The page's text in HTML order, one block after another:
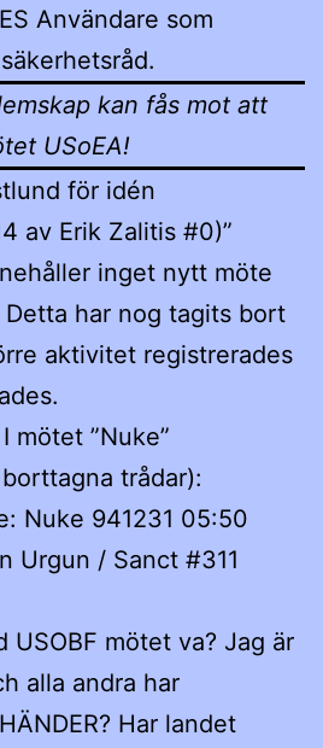
Användare som
kan fås mot att
USoEA!
för idén
av Erik Zalitis #0)”
inget nytt möte
Detta har nog tagits bort
aktivitet registrerades
mötet ”Nuke”
trådar):
Nuke 941231 05:50
Urgun / Sanct #311
USOBF mötet va? Jag är
alla andra har
Har landet